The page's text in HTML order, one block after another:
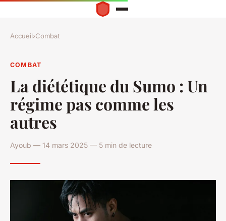
Accueil›Combat
COMBAT
La diététique du Sumo : Un
régime pas comme les
autres
Ayoub — 14 mars 2025 — 5 min de lecture